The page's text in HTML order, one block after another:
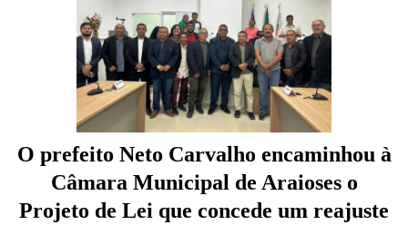
O prefeito Neto Carvalho encaminhou à
Câmara Municipal de Araioses o
Projeto de Lei que concede um reajuste